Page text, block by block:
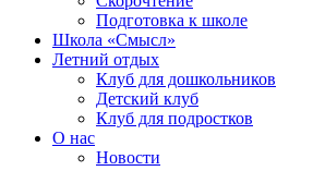
Подготовка к школе
Школа «Смысл»
Летний отдых
Клуб для дошкольников
Детский клуб
Клуб для подростков
О нас
Новости